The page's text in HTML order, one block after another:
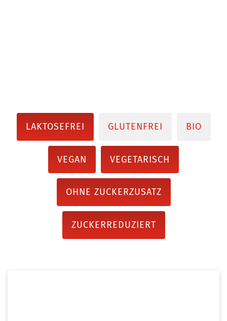
LAKTOSEFREI GLUTENFREI BIO
VEGAN VEGETARISCH
OHNE ZUCKERZUSATZ
ZUCKERREDUZIERT